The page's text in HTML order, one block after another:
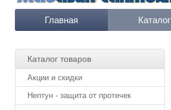
Главная Каталог
Каталог товаров
Акции и скидки
Нептун - защита от протечек